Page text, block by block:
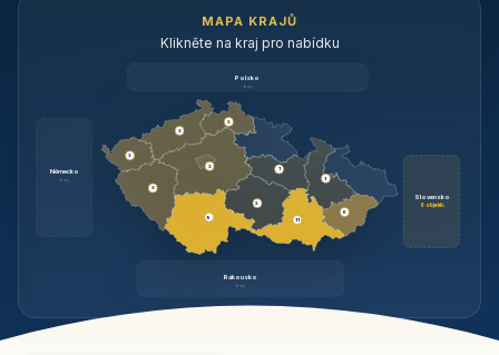
MAPA KRAJŮ
Klikněte na kraj pro nabídku
Polsko
brzy
Německo
brzy
Slovensko
6 objektů
Rakousko
brzy
3
9
3
3
3
3
1
2
11
1
6